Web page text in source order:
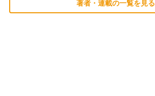
著者・連載の一覧を見る